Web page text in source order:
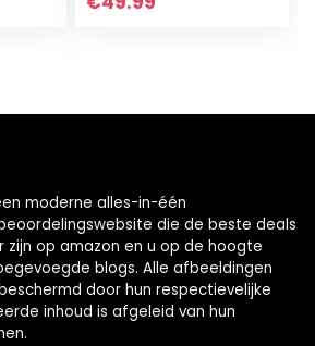
moderne alles-in-één
die de beste deals
zijn op amazon en u op de hoogte
blogs. Alle afbeeldingen
door hun respectievelijke
inhoud is afgeleid van hun